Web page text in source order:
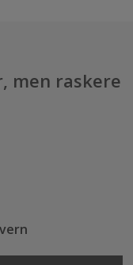
men raskere